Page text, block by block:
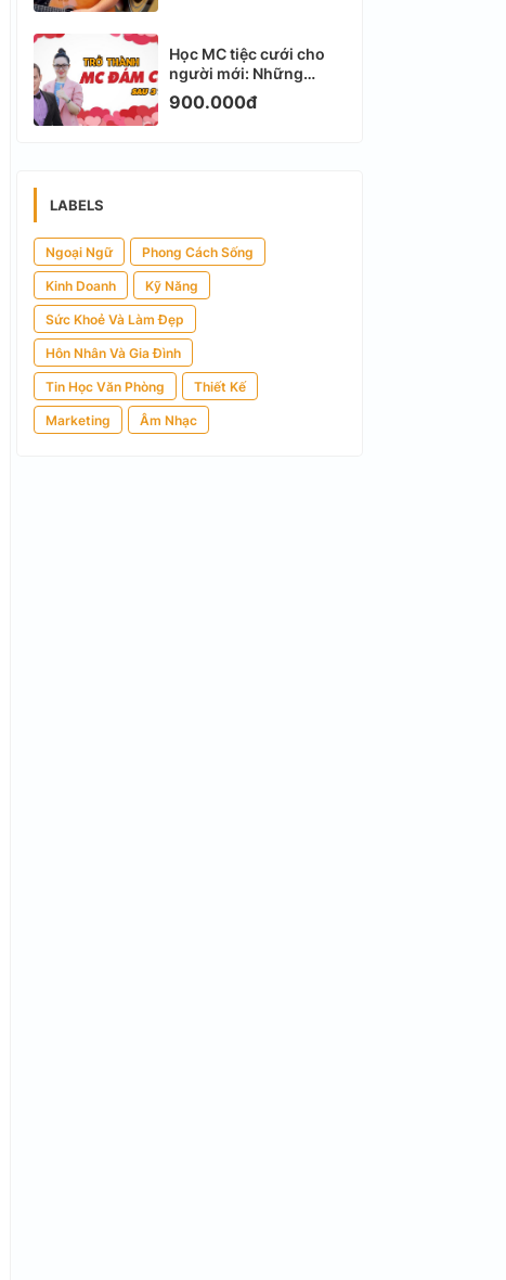
Học MC tiệc cưới cho
người mới: Những
ngày đầu thực sự khá
ngợp
900.000đ
LABELS
Ngoại Ngữ Phong Cách Sống
Kinh Doanh Kỹ Năng
Sức Khoẻ Và Làm Đẹp
Hôn Nhân Và Gia Đình
Tin Học Văn Phòng Thiết Kế
Marketing Âm Nhạc